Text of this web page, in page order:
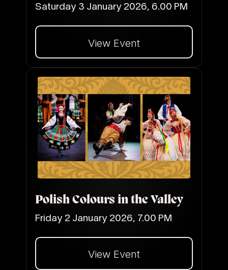
Saturday 3 January 2026, 6.00 PM
View Event
Dalej
Polish Colours in the Valley
Friday 2 January 2026, 7.00 PM
View Event